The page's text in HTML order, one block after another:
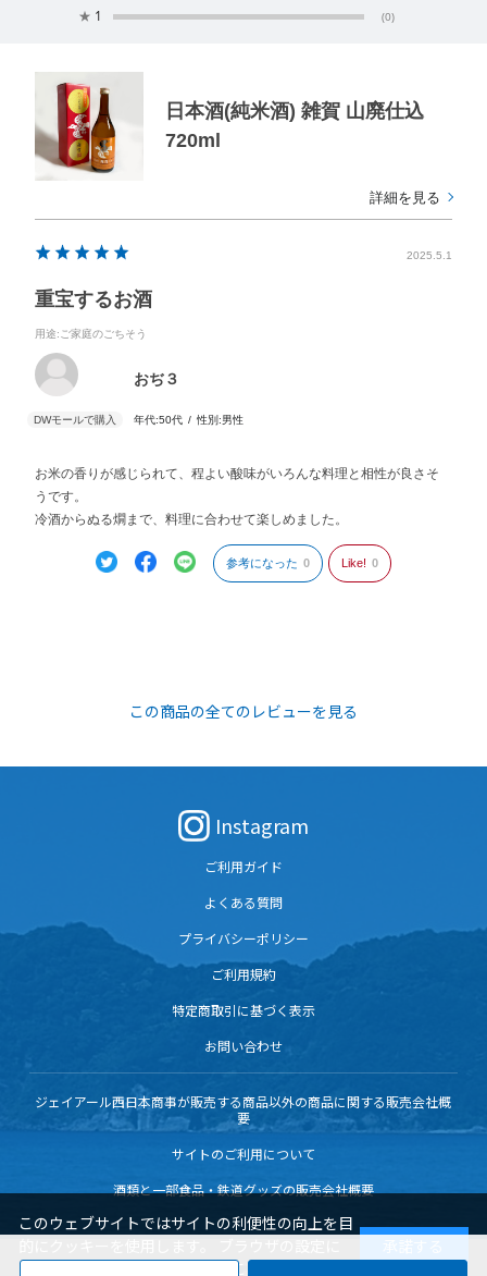
★ 1 (0)
日本酒(純米酒) 雑賀 山廃仕込
720ml
詳細を見る
2025.5.1
重宝するお酒
用途:ご家庭のごちそう
おぢ３
年代:50代 性別:男性
お米の香りが感じられて、程よい酸味がいろんな料理と相性が良さそ
うです。
冷酒からぬる燗まで、料理に合わせて楽しめました。
参考になった 0 Like! 0
この商品の全てのレビューを見る
Instagram
ご利用ガイド
よくある質問
プライバシーポリシー
ご利用規約
特定商取引に基づく表示
お問い合わせ
ジェイアール西日本商事が販売する商品以外の商品に関する販売会社概
要
サイトのご利用について
酒類と一部食品・鉄道グッズの販売会社概要
このウェブサイトではサイトの利便性の向上を目
的にクッキーを使用します。 ブラウザの設定に
よりクッキーの機能を変更することもできます。